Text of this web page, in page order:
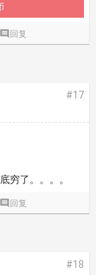
 回复
#17
穷了。。。。
 回复
#18